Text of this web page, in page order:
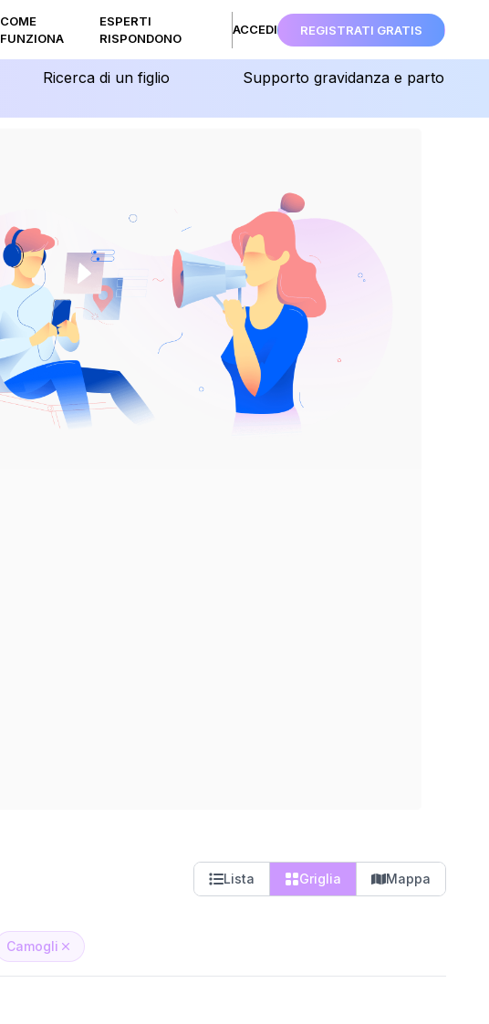
COME
FUNZIONA
ESPERTI
RISPONDONO
ACCEDI REGISTRATI GRATIS
Ricerca di un figlio
Supporto gravidanza e parto
Lista Griglia Mappa
Camogli